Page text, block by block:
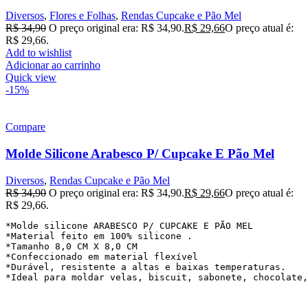
Diversos, Flores e Folhas, Rendas Cupcake e Pão Mel
R$34,90 O preço original era: R$ 34,90.R$ 29,66O preço atual é:
R$ 29,66.
Add to wishlist
Adicionar ao carrinho
Quick view
-15%
Compare
Molde Silicone Arabesco P/ Cupcake E Pão Mel
Diversos, Rendas Cupcake e Pão Mel
R$34,90 O preço original era: R$ 34,90.R$ 29,66O preço atual é:
R$ 29,66.
*Molde silicone ARABESCO P/ CUPCAKE E PÃO MEL
*Material feito em 100% silicone .
*Tamanho 8,0 CM X 8,0 CM
*Confeccionado em material flexível
*Durável, resistente a altas e baixas temperaturas.
*Ideal para moldar velas, biscuit, sabonete,